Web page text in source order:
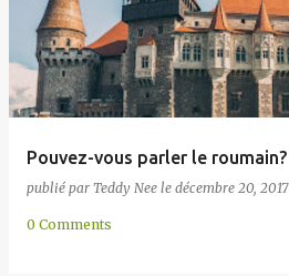
Pouvez-vous parler le roumain?
publié par Teddy Nee le décembre 20, 2017
0 Comments